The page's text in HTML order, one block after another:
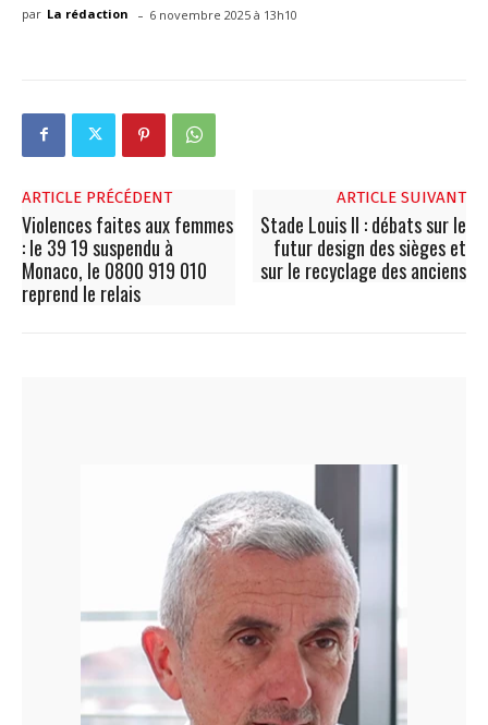
par La rédaction - 6 novembre 2025 à 13h10
ARTICLE PRÉCÉDENT
Violences faites aux femmes
: le 39 19 suspendu à
Monaco, le 0800 919 010
reprend le relais
ARTICLE SUIVANT
Stade Louis II : débats sur le
futur design des sièges et
sur le recyclage des anciens